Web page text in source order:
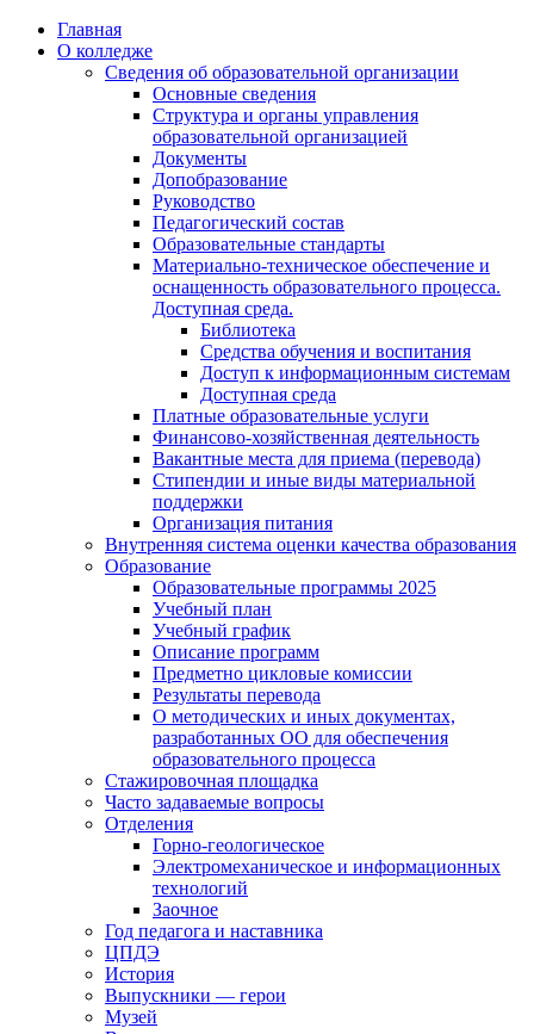
Перейти
содержимому
Главная
О колледже
Сведения об образовательной организации
Основные сведения
Структура и органы управления
образовательной организацией
Документы
Допобразование
Руководство
Педагогический состав
Образовательные стандарты
Материально-техническое обеспечение и
оснащенность образовательного процесса.
Доступная среда.
Библиотека
Средства обучения и воспитания
Доступ к информационным системам
Доступная среда
Платные образовательные услуги
Финансово-хозяйственная деятельность
Вакантные места для приема (перевода)
Стипендии и иные виды материальной
поддержки
Организация питания
Внутренняя система оценки качества образования
Образование
Образовательные программы 2025
Учебный план
Учебный график
Описание программ
Предметно цикловые комиссии
Результаты перевода
О методических и иных документах,
разработанных ОО для обеспечения
образовательного процесса
Стажировочная площадка
Часто задаваемые вопросы
Отделения
Горно-геологическое
Электромеханическое и информационных
технологий
Заочное
Год педагога и наставника
ЦПДЭ
История
Выпускники — герои
Музей